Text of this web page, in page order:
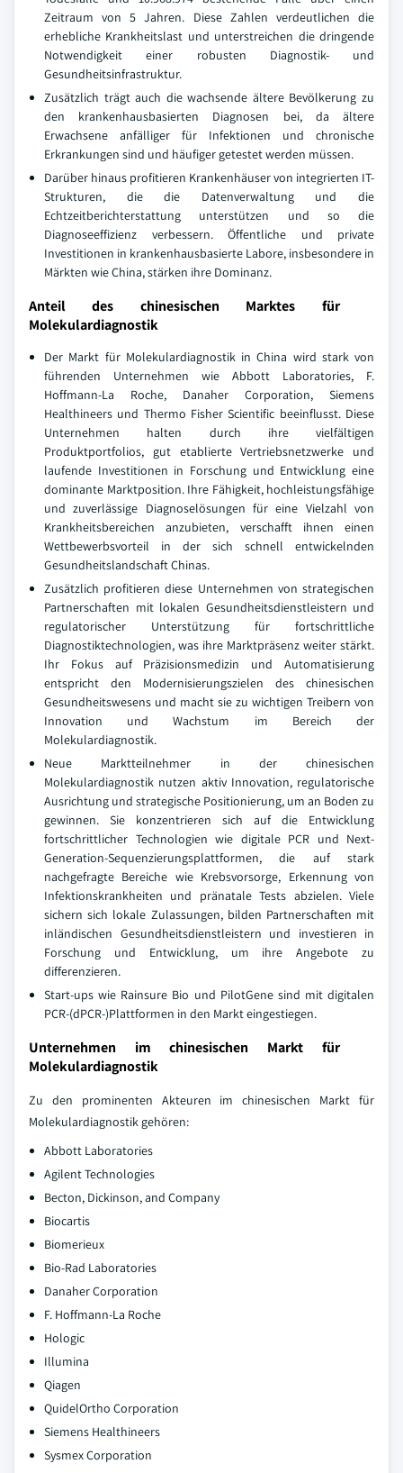
Zeitraum von 5 Jahren. Diese Zahlen verdeutlichen die
erhebliche Krankheitslast und unterstreichen die dringende
Notwendigkeit einer robusten Diagnostik- und
Gesundheitsinfrastruktur.
Zusätzlich trägt auch die wachsende ältere Bevölkerung zu
den krankenhausbasierten Diagnosen bei, da ältere
Erwachsene anfälliger für Infektionen und chronische
Erkrankungen sind und häufiger getestet werden müssen.
Darüber hinaus profitieren Krankenhäuser von integrierten IT-
Strukturen, die die Datenverwaltung und die
Echtzeitberichterstattung unterstützen und so die
Diagnoseeffizienz verbessern. Öffentliche und private
Investitionen in krankenhausbasierte Labore, insbesondere in
Märkten wie China, stärken ihre Dominanz.
Anteil des chinesischen Marktes für
Molekulardiagnostik
Der Markt für Molekulardiagnostik in China wird stark von
führenden Unternehmen wie Abbott Laboratories, F.
Hoffmann-La Roche, Danaher Corporation, Siemens
Healthineers und Thermo Fisher Scientific beeinflusst. Diese
Unternehmen halten durch ihre vielfältigen
Produktportfolios, gut etablierte Vertriebsnetzwerke und
laufende Investitionen in Forschung und Entwicklung eine
dominante Marktposition. Ihre Fähigkeit, hochleistungsfähige
und zuverlässige Diagnoselösungen für eine Vielzahl von
Krankheitsbereichen anzubieten, verschafft ihnen einen
Wettbewerbsvorteil in der sich schnell entwickelnden
Gesundheitslandschaft Chinas.
Zusätzlich profitieren diese Unternehmen von strategischen
Partnerschaften mit lokalen Gesundheitsdienstleistern und
regulatorischer Unterstützung für fortschrittliche
Diagnostiktechnologien, was ihre Marktpräsenz weiter stärkt.
Ihr Fokus auf Präzisionsmedizin und Automatisierung
entspricht den Modernisierungszielen des chinesischen
Gesundheitswesens und macht sie zu wichtigen Treibern von
Innovation und Wachstum im Bereich der
Molekulardiagnostik.
Neue Marktteilnehmer in der chinesischen
Molekulardiagnostik nutzen aktiv Innovation, regulatorische
Ausrichtung und strategische Positionierung, um an Boden zu
gewinnen. Sie konzentrieren sich auf die Entwicklung
fortschrittlicher Technologien wie digitale PCR und Next-
Generation-Sequenzierungsplattformen, die auf stark
nachgefragte Bereiche wie Krebsvorsorge, Erkennung von
Infektionskrankheiten und pränatale Tests abzielen. Viele
sichern sich lokale Zulassungen, bilden Partnerschaften mit
inländischen Gesundheitsdienstleistern und investieren in
Forschung und Entwicklung, um ihre Angebote zu
differenzieren.
Start-ups wie Rainsure Bio und PilotGene sind mit digitalen
PCR-(dPCR-)Plattformen in den Markt eingestiegen.
Unternehmen im chinesischen Markt für
Molekulardiagnostik
Zu den prominenten Akteuren im chinesischen Markt für
Molekulardiagnostik gehören:
Abbott Laboratories
Agilent Technologies
Becton, Dickinson, and Company
Biocartis
Biomerieux
Bio-Rad Laboratories
Danaher Corporation
F. Hoffmann-La Roche
Hologic
Illumina
Qiagen
QuidelOrtho Corporation
Siemens Healthineers
Sysmex Corporation